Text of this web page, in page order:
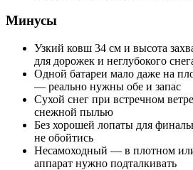
Минусы
Узкий ковш 34 см и высота
для дорожек и неглубокого
Одной батареи мало даже на
— реально нужны обе и запас
Сухой снег при встречном
снежной пылью
Без хорошей лопаты для
не обойтись
Несамоходный — в плотном
аппарат нужно подталкивать